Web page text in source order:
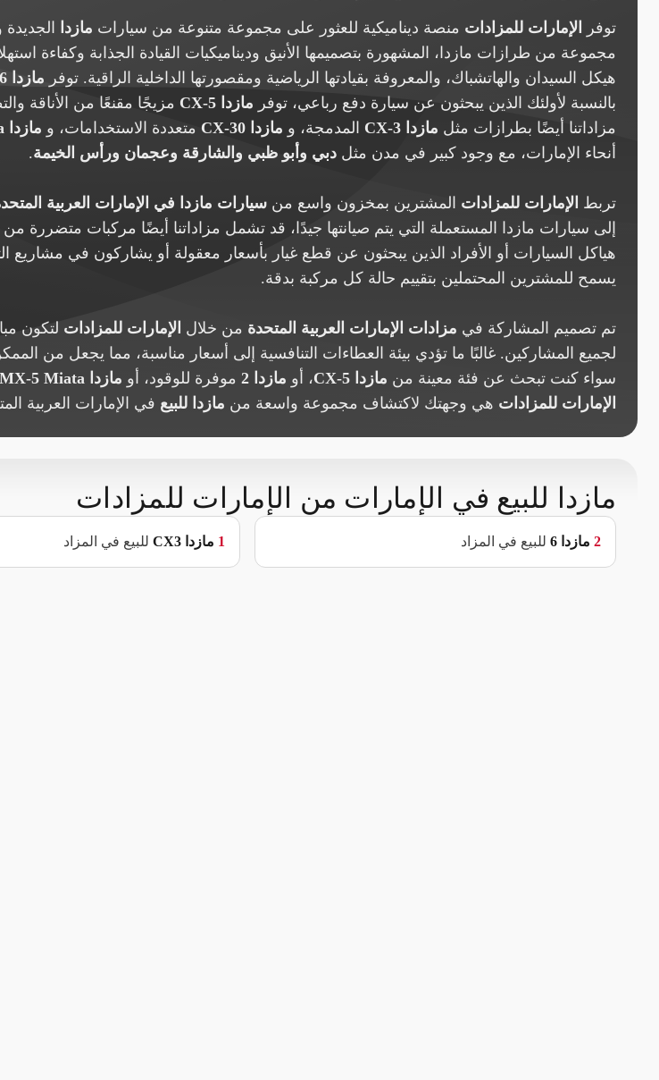
توفر الإمارات للمزادات منصة ديناميكية للعثور على مجموعة متنوعة من سيارات مازدا
مجموعة من طرازات مازدا، المشهورة بتصميمها الأنيق وديناميكيات القيادة الجذابة وكفاءة
هيكل السيدان والهاتشباك، والمعروفة بقيادتها الرياضية ومقصورتها الداخلية الراقية. توفر مازدا 6
بالنسبة لأولئك الذين يبحثون عن سيارة دفع رباعي، توفر مازدا CX-5 مزيجًا مقنعًا من الأناقة
مزاداتنا أيضًا بطرازات مثل مازدا CX-3 المدمجة، و مازدا CX-30 متعددة الاستخدامات، و مازدا MX-5 Miata
أنحاء الإمارات، مع وجود كبير في مدن مثل دبي وأبو ظبي والشارقة وعجمان ورأس الخيمة.
تربط الإمارات للمزادات المشترين بمخزون واسع من سيارات مازدا في الإمارات العربية
إلى سيارات مازدا المستعملة التي يتم صيانتها جيدًا، قد تشمل مزاداتنا أيضًا مركبات متضررة
هياكل السيارات أو الأفراد الذين يبحثون عن قطع غيار بأسعار معقولة أو يشاركون في
يسمح للمشترين المحتملين بتقييم حالة كل مركبة بدقة.
تم تصميم المشاركة في مزادات الإمارات العربية المتحدة من خلال الإمارات للمزادات لتكون
لجميع المشاركين. غالبًا ما تؤدي بيئة العطاءات التنافسية إلى أسعار مناسبة، مما يجعل من
سواء كنت تبحث عن فئة معينة من مازدا CX-5 ، أو مازدا 2 موفرة للوقود، أو مازدا MX-5 Miata
الإمارات للمزادات هي وجهتك لاكتشاف مجموعة واسعة من مازدا للبيع في الإمارات العربية
مازدا للبيع في الإمارات من الإمارات للمزادات
2 مازدا 6 للبيع في المزاد 1 مازدا CX3 للبيع في المزاد